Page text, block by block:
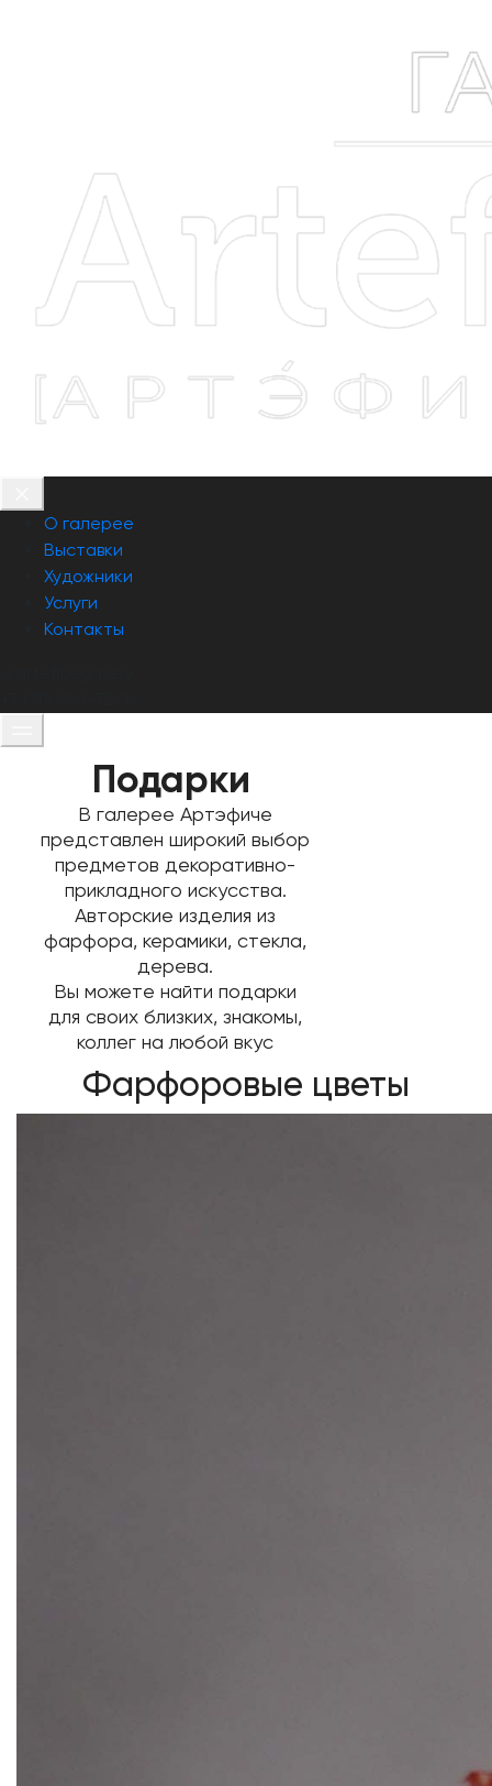
О галерее
Выставки
Художники
Услуги
Контакты
Подарки
В галерее Aртэфиче
представлен широкий выбор
предметов декоративно-
прикладного искусства.
Авторские изделия из
фарфора, керамики, стекла,
дерева.
Вы можете найти подарки
для своих близких, знакомы,
коллег на любой вкус
Фарфоровые цветы